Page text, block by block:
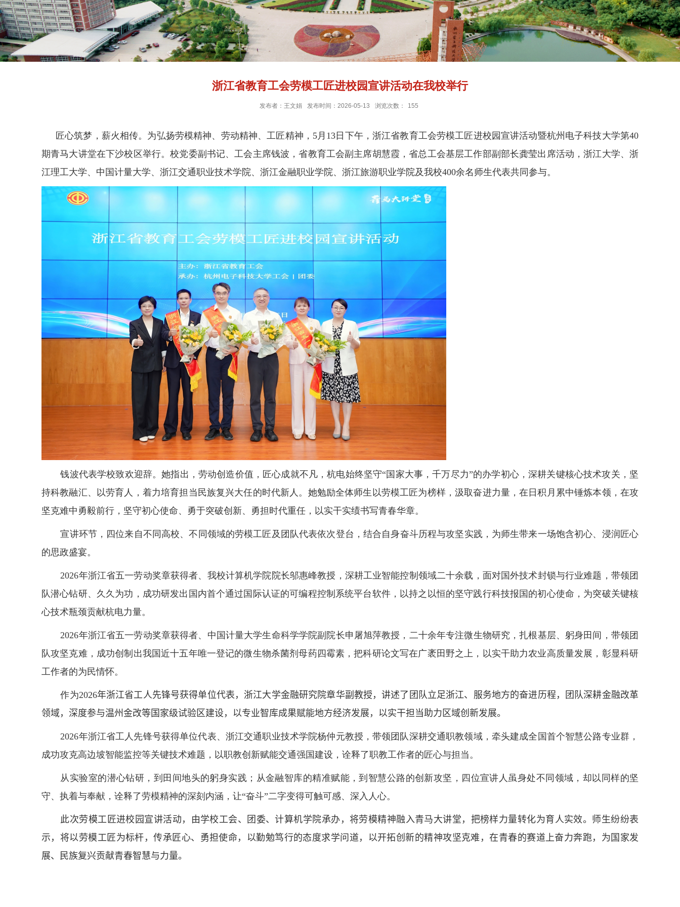
浙江省教育工会劳模工匠进校园宣讲活动在我校举行
发布者：王文娟 发布时间：2026-05-13 浏览次数： 155
匠心筑梦，薪火相传。为弘扬劳模精神、劳动精神、工匠精神， 5月 13 日下午，浙江省教育工会劳模工匠进校园宣讲活动暨杭州电子科技大学第40
期青马大讲堂在下沙校区举行。校党委副书记、工会主席钱波，省教育工会副主席胡慧霞，省总工会基层工作部副部长龚莹出席活动，浙江大学、浙
江理工大学、中国计量大学、浙江交通职业技术学院、浙江金融职业学院、浙江旅游职业学院及我校400余名师生代表共同参与。
钱波代表学校致欢迎辞。她指出，劳动创造价值，匠心成就不凡，杭电始终坚守“国家大事，千万尽力”的办学初心，深耕关键核心技术攻关，坚
持科教融汇、以劳育人，着力培育担当民族复兴大任的时代新人。她勉励全体师生以劳模工匠为榜样，汲取奋进力量，在日积月累中锤炼本领，在攻
坚克难中勇毅前行，坚守初心使命、勇于突破创新、勇担时代重任，以实干实绩书写青春华章。
宣讲环节，四位来自不同高校、不同领域的劳模工匠及团队代表依次登台，结合自身奋斗历程与攻坚实践，为师生带来一场饱含初心、浸润匠心
的思政盛宴。
2026年浙江省五一劳动奖章获得者、我校计算机学院院长邬惠峰教授，深耕工业智能控制领域二十余载，面对国外技术封锁与行业难题，带领团
队潜心钻研、久久为功，成功研发出国内首个通过国际认证的可编程控制系统平台软件，以持之以恒的坚守践行科技报国的初心使命，为突破关键核
心技术瓶颈贡献杭电力量。
2026年浙江省五一劳动奖章获得者、中国计量大学生命科学学院副院长申屠旭萍教授，二十余年专注微生物研究，扎根基层、躬身田间，带领团
队攻坚克难，成功创制出我国近十五年唯一登记的微生物杀菌剂母药四霉素，把科研论文写在广袤田野之上，以实干助力农业高质量发展，彰显科研
工作者的为民情怀。
作为2026年浙江省工人先锋号获得单位代表，浙江大学金融研究院章华副 教授，讲述了团队立足浙江、服务地方的奋进历程，团队深耕金融改革
领域，深度参与温州金改等国家级试验区建设，以专业智库成果赋能地方经济发展，以实干担当助力区域创新发展。
2026年浙江省工人先锋号获得单位代表、浙江交通职业技术学院杨仲元教授，带领团队深耕交通职教领域，牵头建成全国首个智慧公路专业群，
成功攻克高边坡智能监控等关键技术难题，以职教创新赋能交通强国建设，诠释了职教工作者的匠心与担当。
从实验室的潜心钻研，到田间地头的躬身实践；从金融智库的精准赋能，到智慧公路的创新攻坚，四位宣讲人虽身处不同领域，却以同样的坚
守、执着与奉献，诠释了劳模精神的深刻内涵，让“奋斗”二字变得可触可感、深入人心。
此次劳模工匠进校园宣讲活动， 由学校工会、团委、计算机学院承办， 将劳模精神融入青马大讲堂，把榜样力量转化为育人实效。师生纷纷表
示，将以劳模工匠为标杆，传承匠心、勇担使命，以勤勉笃行的态度求学问道，以开拓创新的精神攻坚克难，在青春的赛道上奋力奔跑，为国家发
展、民族复兴贡献青春智慧与力量。